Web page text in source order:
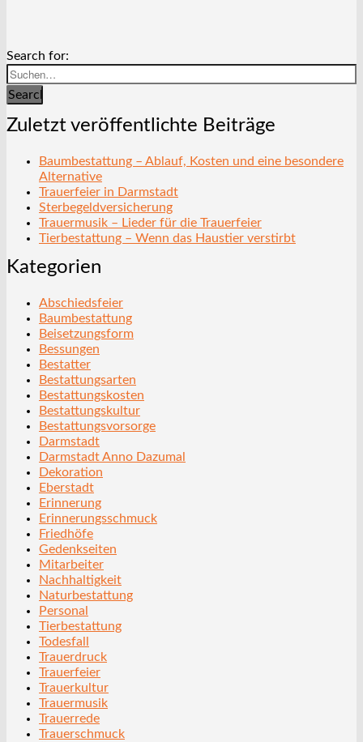
Search for:
Search
Zuletzt veröffentlichte Beiträge
Baumbestattung – Ablauf, Kosten und eine besondere
Alternative
Trauerfeier in Darmstadt
Sterbegeldversicherung
Trauermusik – Lieder für die Trauerfeier
Tierbestattung – Wenn das Haustier verstirbt
Kategorien
Abschiedsfeier
Baumbestattung
Beisetzungsform
Bessungen
Bestatter
Bestattungsarten
Bestattungskosten
Bestattungskultur
Bestattungsvorsorge
Darmstadt
Darmstadt Anno Dazumal
Dekoration
Eberstadt
Erinnerung
Erinnerungsschmuck
Friedhöfe
Gedenkseiten
Mitarbeiter
Nachhaltigkeit
Naturbestattung
Personal
Tierbestattung
Todesfall
Trauerdruck
Trauerfeier
Trauerkultur
Trauermusik
Trauerrede
Trauerschmuck